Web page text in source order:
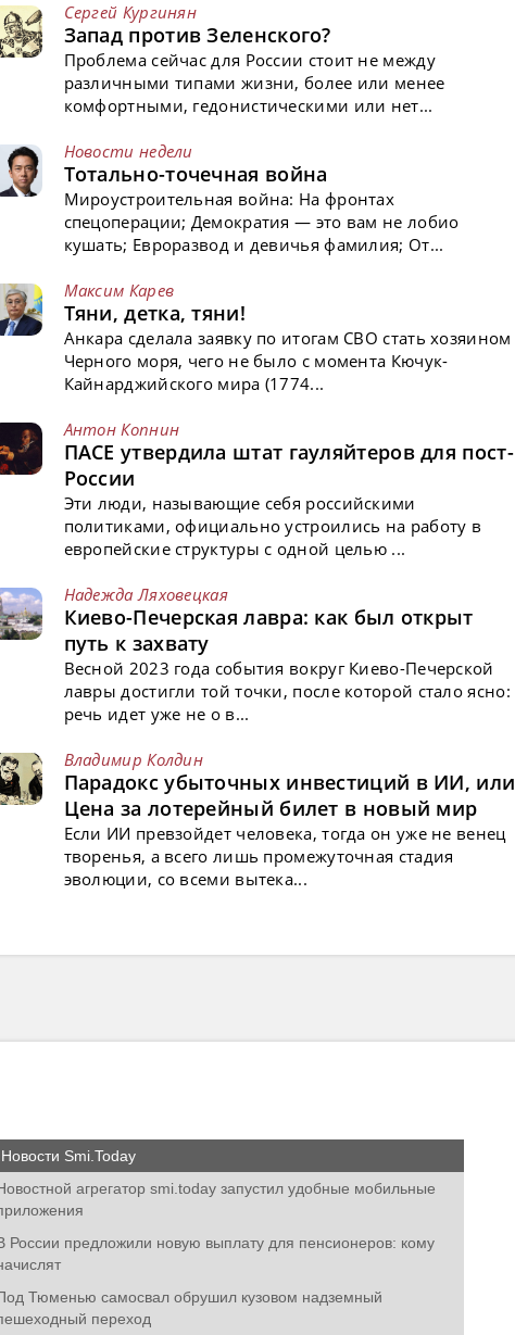
Сергей Кургинян
Запад против Зеленского?
Проблема сейчас для России стоит не между
различными типами жизни, более или менее
комфортными, гедонистическими или нет...
Новости недели
Тотально-точечная война
Мироустроительная война: На фронтах
спецоперации; Демократия — это вам не лобио
кушать; Евроразвод и девичья фамилия; От...
Максим Карев
Тяни, детка, тяни!
Анкара сделала заявку по итогам СВО стать хозяином
Черного моря, чего не было с момента Кючук-
Кайнарджийского мира (1774...
Антон Копнин
ПАСЕ утвердила штат гауляйтеров для пост-
России
Эти люди, называющие себя российскими
политиками, официально устроились на работу в
европейские структуры с одной целью ...
Надежда Ляховецкая
Киево-Печерская лавра: как был открыт
путь к захвату
Весной 2023 года события вокруг Киево-Печерской
лавры достигли той точки, после которой стало ясно:
речь идет уже не о в...
Владимир Колдин
Парадокс убыточных инвестиций в ИИ, или
Цена за лотерейный билет в новый мир
Если ИИ превзойдет человека, тогда он уже не венец
творенья, а всего лишь промежуточная стадия
эволюции, со всеми вытека...